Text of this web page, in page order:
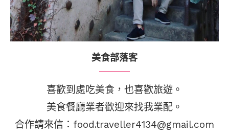
美食部落客
喜歡到處吃美食，也喜歡旅遊。
美食餐廳業者歡迎來找我業配。
合作請來信：food.traveller4134@gmail.com